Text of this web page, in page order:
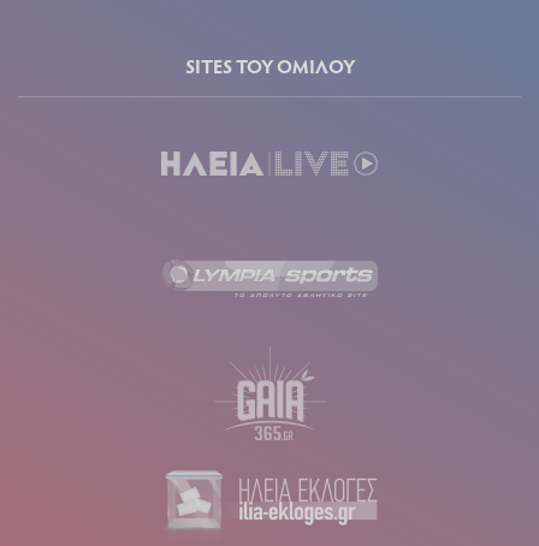
SITES ΤΟΥ ΟΜΙΛΟΥ